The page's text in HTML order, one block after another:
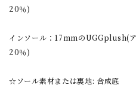
20％)
インソール：17mmのUGGplush(
20％)
☆ソール素材または裏地: 合成底